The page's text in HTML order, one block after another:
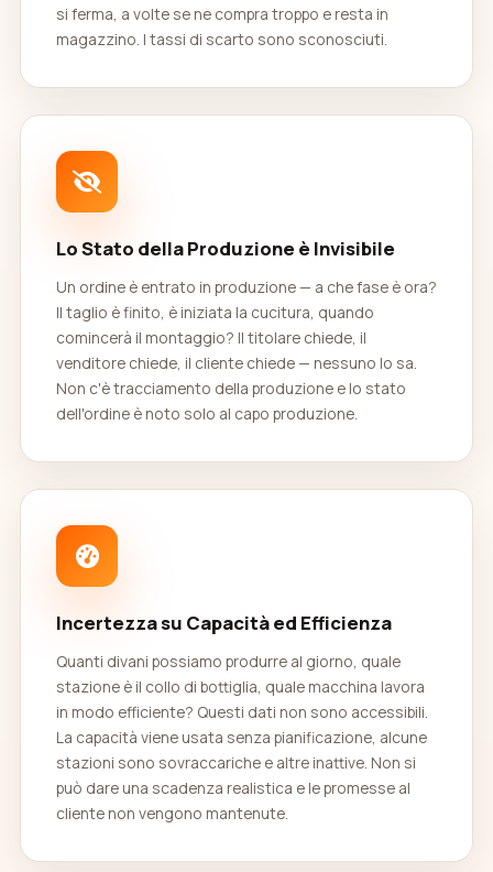
si ferma, a volte se ne compra troppo e resta in
magazzino. I tassi di scarto sono sconosciuti.
Lo Stato della Produzione è Invisibile
Un ordine è entrato in produzione — a che fase è ora?
Il taglio è finito, è iniziata la cucitura, quando
comincerà il montaggio? Il titolare chiede, il
venditore chiede, il cliente chiede — nessuno lo sa.
Non c'è tracciamento della produzione e lo stato
dell'ordine è noto solo al capo produzione.
Incertezza su Capacità ed Efficienza
Quanti divani possiamo produrre al giorno, quale
stazione è il collo di bottiglia, quale macchina lavora
in modo efficiente? Questi dati non sono accessibili.
La capacità viene usata senza pianificazione, alcune
stazioni sono sovraccariche e altre inattive. Non si
può dare una scadenza realistica e le promesse al
cliente non vengono mantenute.